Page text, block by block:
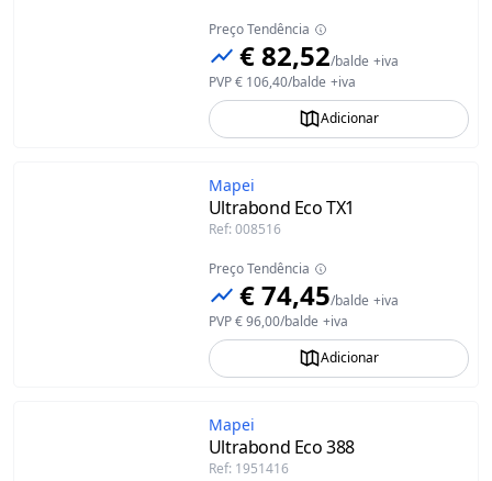
Preço Tendência
€ 82,52/balde +iva
PVP€ 106,40/balde +iva
Adicionar
Mapei
Ultrabond Eco TX1
Ref: 008516
Preço Tendência
€ 74,45/balde +iva
PVP€ 96,00/balde +iva
Adicionar
Mapei
Ultrabond Eco 388
Ref: 1951416